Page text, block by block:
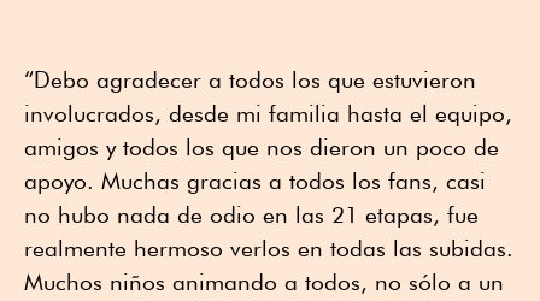
“Debo agradecer a todos los que estuvieron
involucrados, desde mi familia hasta el equipo,
amigos y todos los que nos dieron un poco de
apoyo. Muchas gracias a todos los fans, casi
no hubo nada de odio en las 21 etapas, fue
realmente hermoso verlos en todas las subidas.
Muchos niños animando a todos, no sólo a un